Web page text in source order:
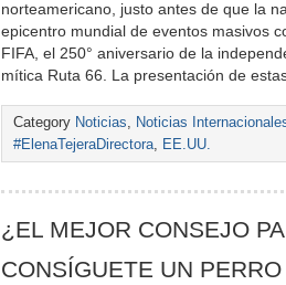
norteamericano, justo antes de que la
epicentro mundial de eventos masivos
FIFA, el 250° aniversario de la
mítica Ruta 66. La presentación de
Category Noticias, Noticias
#ElenaTejeraDirectora, EE.UU.
¿EL MEJOR CONSEJO
CONSÍGUETE UN PERRO